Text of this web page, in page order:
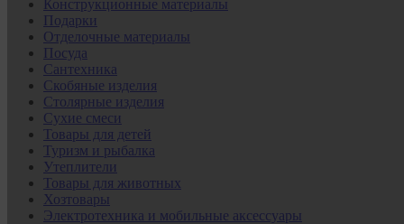
Конструкционные материалы
Подарки
Отделочные материалы
Посуда
Сантехника
Скобяные изделия
Столярные изделия
Сухие смеси
Товары для детей
Туризм и рыбалка
Утеплители
Товары для животных
Хозтовары
Электротехника и мобильные аксессуары